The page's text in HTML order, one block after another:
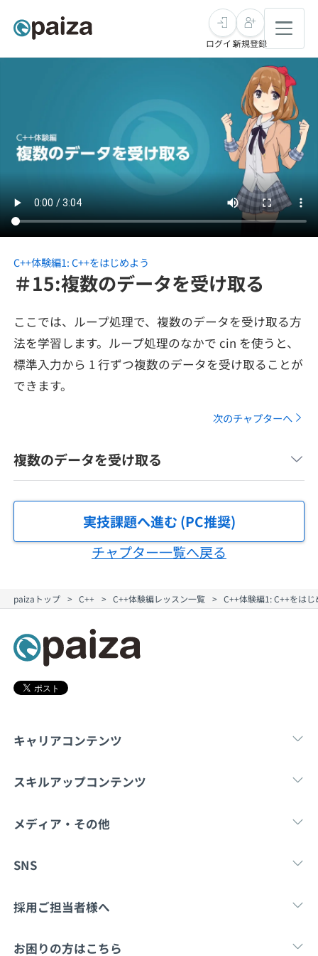
求人検索
転職成功ガイド
転職エージェント
未経験転職
インタビュー
転職成功ガイド
求人検索
インターン
新卒エージェント
イベント・セミナー
学習
問題集
個人向けプラン
法人向けプラン
学校向けプラン
契約内容・クーポン
プログラミング言語
SQL
評価結果一覧
ゲーム・マンガ
メディア
Tech Team Journal
note
paizaとは？
ログイン新規登録
C++体験編1: C++をはじめよう
＃15:複数のデータを受け取る
ここでは、ループ処理で、複数のデータを受け取る方
法を学習します。ループ処理のなかで cin を使うと、
標準入力から 1 行ずつ複数のデータを受け取ることが
できます。
次のチャプターへ
複数のデータを受け取る
実技課題へ進む (PC推奨)
チャプター一覧へ戻る
paizaトップ C++ C++体験編レッスン一覧 C++体験編1: C++をは
キャリアコンテンツ
転職・キャリア 新卒就
スキルアップコンテンツ
学習 マンガ・ゲーム
メディア・その他
Tech Team Journal note
SNS
X
採用ご担当者様へ
採用・教育をお考えの企業様へ 中途求人掲載はこ
お困りの方はこちら